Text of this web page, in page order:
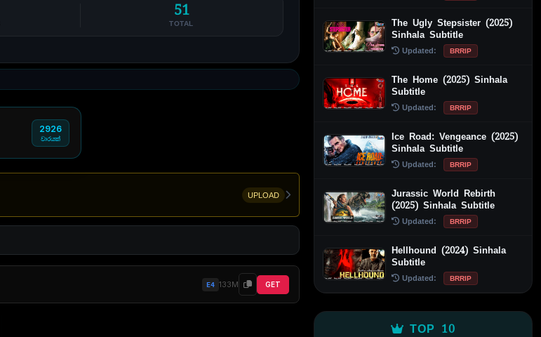
51
TOTAL
2926
වාරයක්
UPLOAD
E4 133M GET
The Ugly Stepsister (2025)
Sinhala Subtitle
Updated: BRRIP
The Home (2025) Sinhala
Subtitle
Updated: BRRIP
Ice Road: Vengeance (2025)
Sinhala Subtitle
Updated: BRRIP
Jurassic World Rebirth
(2025) Sinhala Subtitle
Updated: BRRIP
Hellhound (2024) Sinhala
Subtitle
Updated: BRRIP
TOP 10